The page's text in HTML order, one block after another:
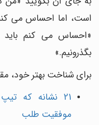
است، اما احساس می کنم
«احساس می کنم
بگذرونیم.»
برای شناخت بهتر خود،
موفقیت طلب